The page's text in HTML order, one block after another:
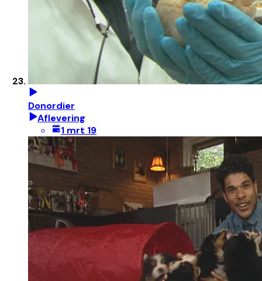
Donordier
Aflevering
1 mrt 19